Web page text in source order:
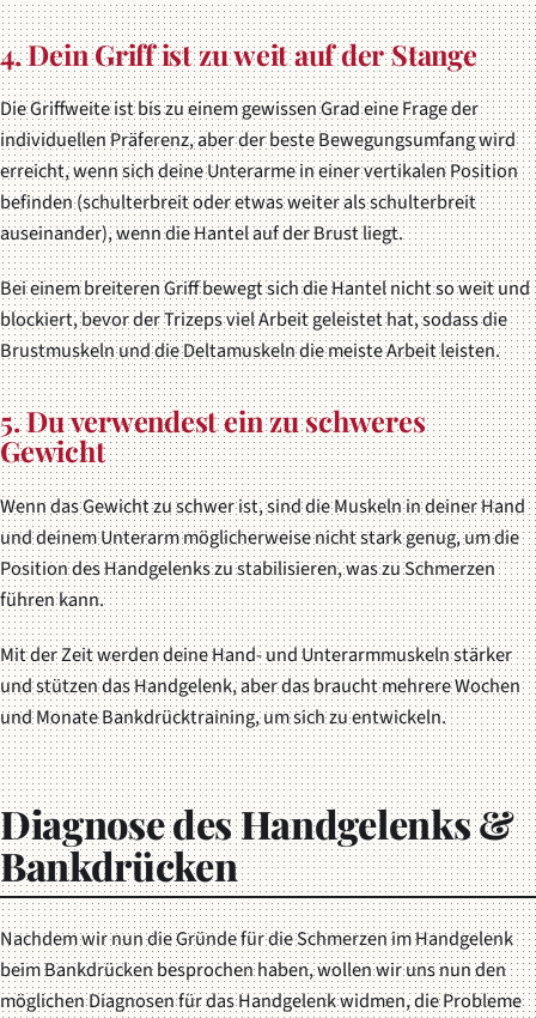
4. Dein Griff ist zu weit auf der Stange
Die Griffweite ist bis zu einem gewissen Grad eine Frage der
individuellen Präferenz, aber der beste Bewegungsumfang wird
erreicht, wenn sich deine Unterarme in einer vertikalen Position
befinden (schulterbreit oder etwas weiter als schulterbreit
auseinander), wenn die Hantel auf der Brust liegt.
Bei einem breiteren Griff bewegt sich die Hantel nicht so weit und
blockiert, bevor der Trizeps viel Arbeit geleistet hat, sodass die
Brustmuskeln und die Deltamuskeln die meiste Arbeit leisten.
5. Du verwendest ein zu schweres
Gewicht
Wenn das Gewicht zu schwer ist, sind die Muskeln in deiner Hand
und deinem Unterarm möglicherweise nicht stark genug, um die
Position des Handgelenks zu stabilisieren, was zu Schmerzen
führen kann.
Mit der Zeit werden deine Hand- und Unterarmmuskeln stärker
und stützen das Handgelenk, aber das braucht mehrere Wochen
und Monate Bankdrücktraining, um sich zu entwickeln.
Diagnose des Handgelenks &
Bankdrücken
Nachdem wir nun die Gründe für die Schmerzen im Handgelenk
beim Bankdrücken besprochen haben, wollen wir uns nun den
möglichen Diagnosen für das Handgelenk widmen, die Probleme